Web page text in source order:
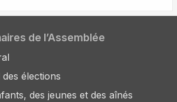
de l’Assemblée
élections
des jeunes et des aînés